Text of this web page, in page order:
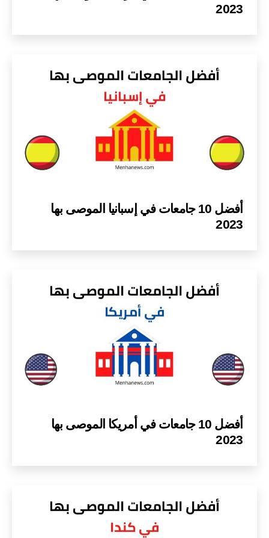
2023
أفضل 10 جامعات في إسبانيا الموصى بها
2023
أفضل 10 جامعات في أمريكا الموصى بها
2023